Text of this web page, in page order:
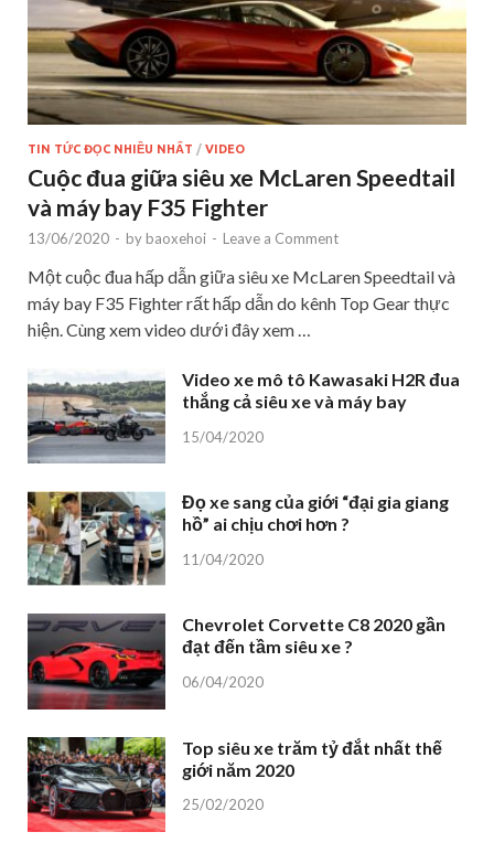
TIN TỨC ĐỌC NHIỀU NHẤT / VIDEO
Cuộc đua giữa siêu xe McLaren Speedtail
và máy bay F35 Fighter
13/06/2020 - by baoxehoi - Leave a Comment
Một cuộc đua hấp dẫn giữa siêu xe McLaren Speedtail và
máy bay F35 Fighter rất hấp dẫn do kênh Top Gear thực
hiện. Cùng xem video dưới đây xem …
Video xe mô tô Kawasaki H2R đua
thắng cả siêu xe và máy bay
15/04/2020
Đọ xe sang của giới “đại gia giang
hồ” ai chịu chơi hơn ?
11/04/2020
Chevrolet Corvette C8 2020 gần
đạt đến tầm siêu xe ?
06/04/2020
Top siêu xe trăm tỷ đắt nhất thế
giới năm 2020
25/02/2020